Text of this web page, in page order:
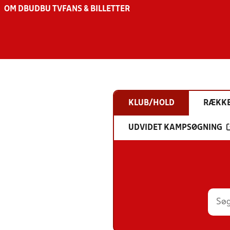
OM DBU DBU TV FANS & BILLETTER
KLUB/HOLD
UDVIDET KAMPSØGNING